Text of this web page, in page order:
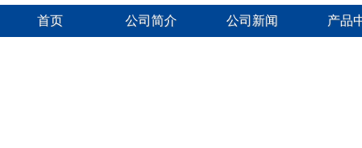
首页 公司简介 公司新闻 产品